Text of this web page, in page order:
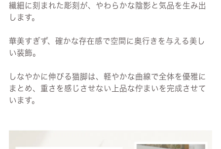
繊細に刻まれた彫刻が、やわらかな陰影と気品を生み出
します。
華美すぎず、確かな存在感で空間に奥行きを与える美し
い装飾。
しなやかに伸びる猫脚は、軽やかな曲線で全体を優雅に
まとめ、重さを感じさせない上品な佇まいを完成させて
います。